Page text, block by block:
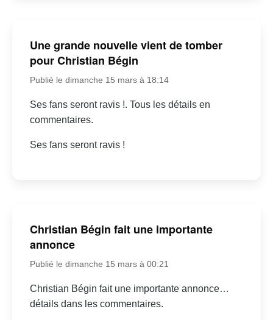
Une grande nouvelle vient de tomber
pour Christian Bégin
Publié le dimanche 15 mars à 18:14
Ses fans seront ravis !. Tous les détails en
commentaires.
Ses fans seront ravis !
Christian Bégin fait une importante
annonce
Publié le dimanche 15 mars à 00:21
Christian Bégin fait une importante annonce…
détails dans les commentaires.